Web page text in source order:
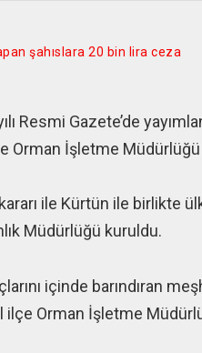
şahıslara 20 bin lira ceza
Resmi Gazete’de
Orman İşletme
kararı ile Kürtün ile birlikte
Müdürlüğü kuruldu.
içinde barındıran
Orman İşletme